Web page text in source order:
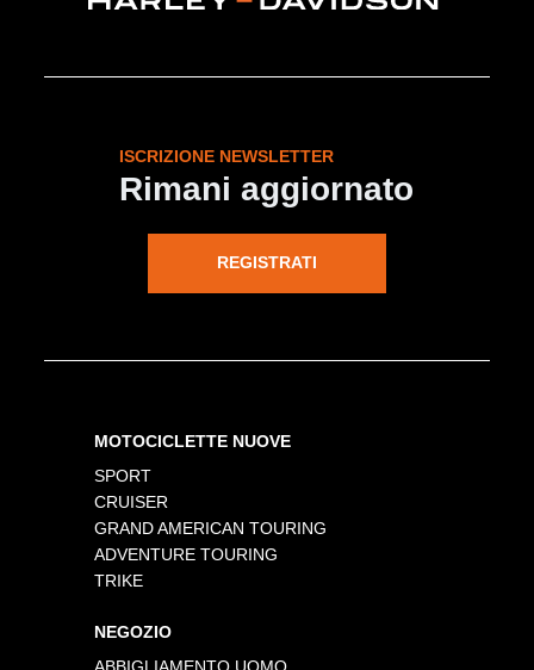
ISCRIZIONE NEWSLETTER
Rimani aggiornato
REGISTRATI
MOTOCICLETTE NUOVE
SPORT
CRUISER
GRAND AMERICAN TOURING
ADVENTURE TOURING
TRIKE
NEGOZIO